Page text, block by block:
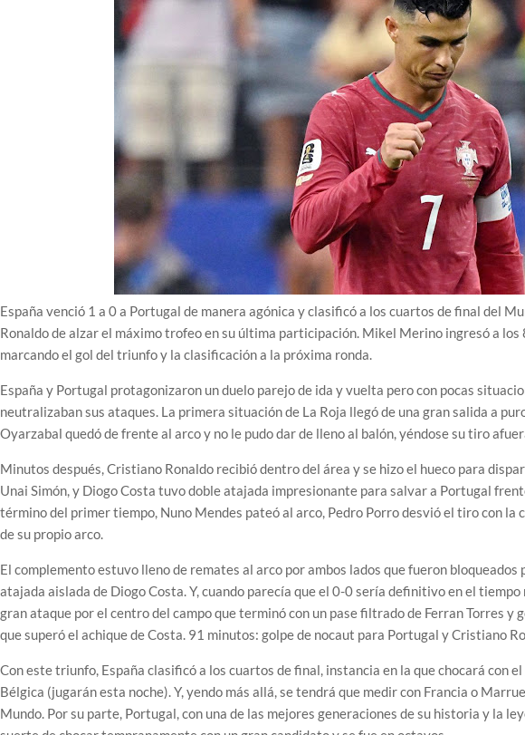
España venció 1 a 0 a Portugal de manera agónica y clasificó a los cuartos de final del
Ronaldo de alzar el máximo trofeo en su última participación. Mikel Merino ingresó a
marcando el gol del triunfo y la clasificación a la próxima ronda.
España y Portugal protagonizaron un duelo parejo de ida y vuelta pero con pocas
neutralizaban sus ataques. La primera situación de La Roja llegó de una gran salida a
Oyarzabal quedó de frente al arco y no le pudo dar de lleno al balón, yéndose su tiro
Minutos después, Cristiano Ronaldo recibió dentro del área y se hizo el hueco para
Unai Simón, y Diogo Costa tuvo doble atajada impresionante para salvar a Portugal
término del primer tiempo, Nuno Mendes pateó al arco, Pedro Porro desvió el tiro con la
de su propio arco.
El complemento estuvo lleno de remates al arco por ambos lados que fueron
atajada aislada de Diogo Costa. Y, cuando parecía que el 0-0 sería definitivo en el
gran ataque por el centro del campo que terminó con un pase filtrado de Ferran Torres
que superó el achique de Costa. 91 minutos: golpe de nocaut para Portugal y Cristiano
Con este triunfo, España clasificó a los cuartos de final, instancia en la que chocará con
Bélgica (jugarán esta noche). Y, yendo más allá, se tendrá que medir con Francia o
Mundo. Por su parte, Portugal, con una de las mejores generaciones de su historia y la